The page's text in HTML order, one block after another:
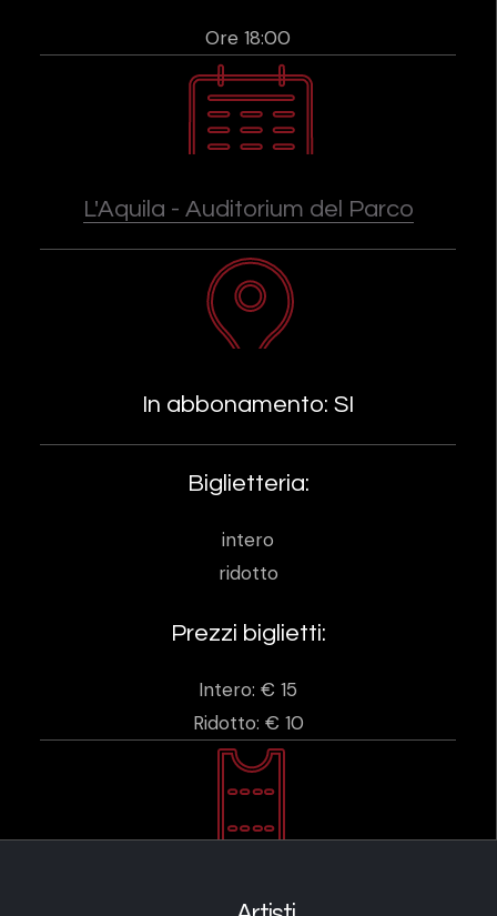
Ore 18:00
L'Aquila - Auditorium del Parco
In abbonamento: SI
Biglietteria:
intero
ridotto
Prezzi biglietti:
Intero: € 15
Ridotto: € 10